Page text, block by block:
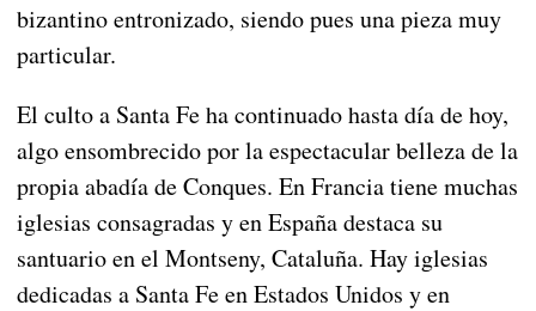
bizantino entronizado, siendo pues una pieza muy
particular.
El culto a Santa Fe ha continuado hasta día de hoy,
algo ensombrecido por la espectacular belleza de la
propia abadía de Conques. En Francia tiene muchas
iglesias consagradas y en España destaca su
santuario en el Montseny, Cataluña. Hay iglesias
dedicadas a Santa Fe en Estados Unidos y en